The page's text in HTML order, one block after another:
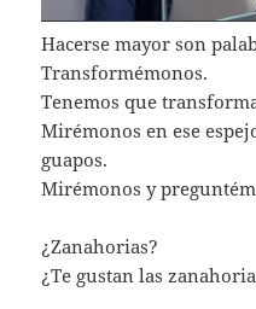
Hacerse mayor son
Transformémonos.
Tenemos que
Mirémonos en ese
guapos.
Mirémonos y
¿Zanahorias?
¿Te gustan las